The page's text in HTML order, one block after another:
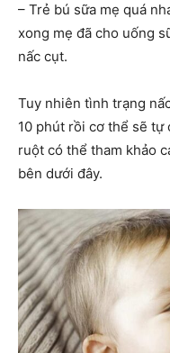
– Trẻ bú sữa mẹ quá
xong mẹ đã cho uống
nấc cụt.
Tuy nhiên tình trạng
10 phút rồi cơ thể sẽ tự
ruột có thể tham khảo
bên dưới đây.